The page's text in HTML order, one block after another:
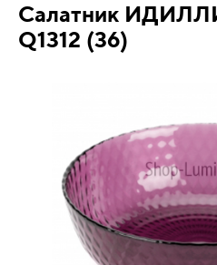
Салатник
Q1312 (36)